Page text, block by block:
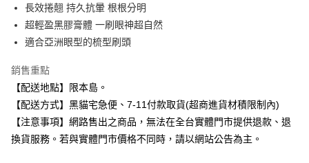
上海商業儲蓄銀行
國泰世華商業銀行
臺灣中小企業銀行
聯邦商業銀行
元大商業銀行
台新國際商業銀行
中國信託商業銀行
台灣樂天信用卡公司
LINE Pay
Apple Pay
悠遊付
Google Pay
全盈+PAY
長效捲翹 持久抗暈 根根分明
超輕盈黑膠膏體 一刷眼神超自然
適合亞洲眼型的梳型刷頭
銷售重點
【配送地點】限本島。
【配送方式】黑貓宅急便、7-11付款取貨(超商進貨材積限制內)
【注意事項】網路售出之商品，無法在全台實體門市提供退款、退
換貨服務。若與實體門市價格不同時，請以網站公告為主。